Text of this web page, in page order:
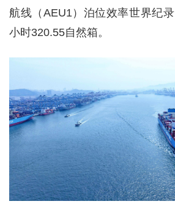
航线（AEU1）泊位效率世界纪
小时320.55自然箱。